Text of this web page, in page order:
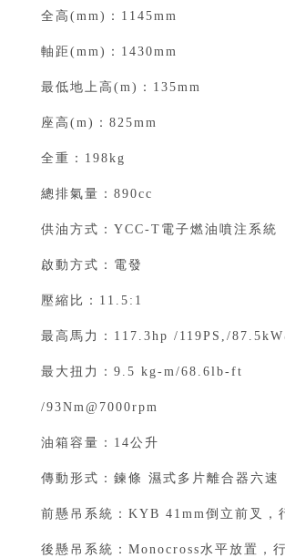
全高(mm)：1145mm⁣
軸距(mm)：1430mm⁣
最低地上高(m)：135mm⁣
座高(m)：825mm⁣
全重：198kg⁣
總排氣量：890cc⁣
供油方式：YCC-T電子燃油噴注系統⁣
啟動方式：電發⁣
壓縮比：11.5:1⁣
最高馬力：117.3hp /119PS,/
最大扭力：9.5 kg-m/68.6lb-ft
/93Nm@7000rpm⁣
油箱容量：14公升⁣
傳動形式：鍊條 濕式多片離合器六速⁣
前懸吊系統：KYB 41mm倒立前叉，
後懸吊系統：Monocross水平放置，